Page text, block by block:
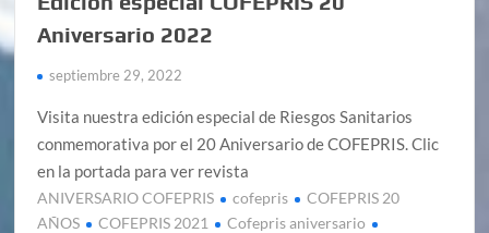
Aniversario 2022
septiembre 29, 2022
Visita nuestra edición especial de Riesgos Sanitarios
conmemorativa por el 20 Aniversario de COFEPRIS. Clic
en la portada para ver revista
ANIVERSARIO COFEPRIS cofepris
COFEPRIS 20
AÑOS
COFEPRIS 2021
Cofepris aniversario